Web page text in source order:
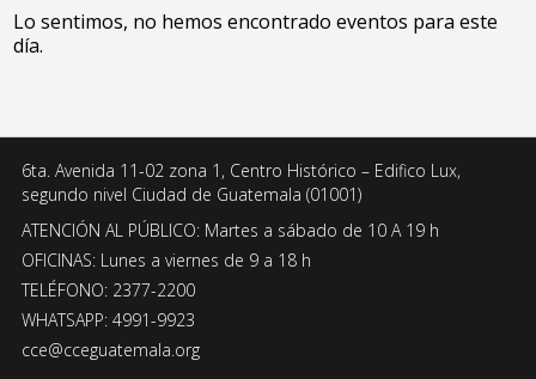
Lo sentimos, no hemos encontrado eventos para este
día.
6ta. Avenida 11-02 zona 1, Centro Histórico – Edifico Lux,
segundo nivel Ciudad de Guatemala (01001)
ATENCIÓN AL PÚBLICO: Martes a sábado de 10 A 19 h
OFICINAS: Lunes a viernes de 9 a 18 h
TELÉFONO: 2377-2200
WHATSAPP: 4991-9923
cce@cceguatemala.org